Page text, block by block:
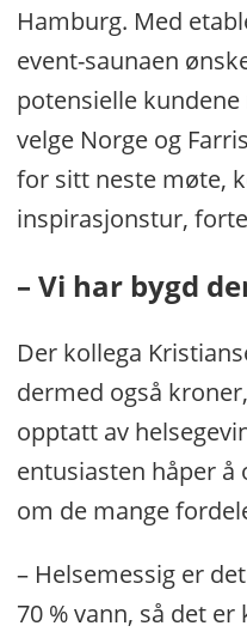
Hamburg. Med
event-saunaen
potensielle
velge Norge og
for sitt neste møte,
inspirasjonstur,
– Vi har bygd
Der kollega
dermed også
opptatt av
entusiasten håper å
om de mange
– Helsemessig er
70 % vann, så det